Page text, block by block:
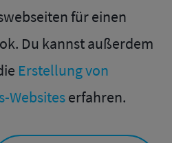
für einen
Du kannst außerdem
Erstellung von
Websiteserfahren.